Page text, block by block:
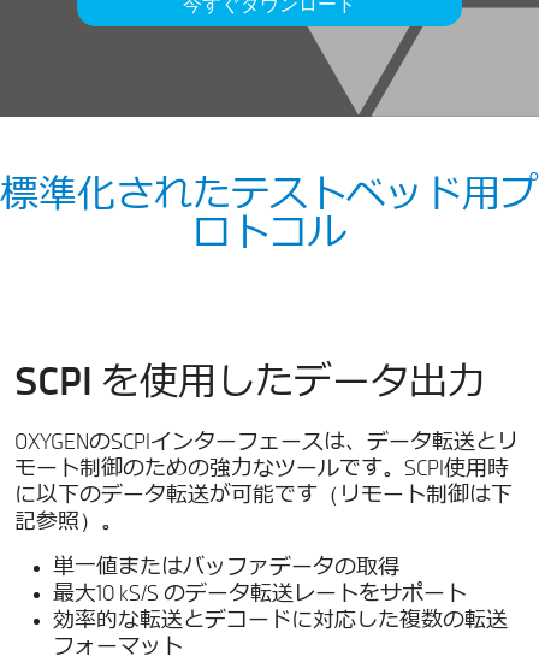
今すぐダウンロード
標準化されたテストベッド用プ
ロトコル
SCPI を使用したデータ出力
OXYGENのSCPIインターフェースは、データ転送とリ
モート制御のための強力なツールです。SCPI使用時
に以下のデータ転送が可能です（リモート制御は下
記参照）。
単一値またはバッファデータの取得
最大10 kS/S のデータ転送レートをサポート
効率的な転送とデコードに対応した複数の転送
フォーマット